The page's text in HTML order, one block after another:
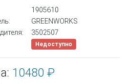
1905610
GREENWORKS
3502507
Недоступно
10480 ₽